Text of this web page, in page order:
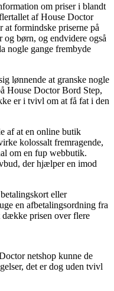
om priser i blandt
af House Doctor
formindske priserne på
børn, og endvidere også
nogle gange frembyde
lønnende at granske nogle
House Doctor Bord Step,
er i tvivl om at få fat i den
af at en online butik
kolossalt fremragende,
om en fup webbutik.
der hjælper en imod
eller
en afbetalingsordning fra
prisen over flere
netshop kunne de
det er dog uden tvivl